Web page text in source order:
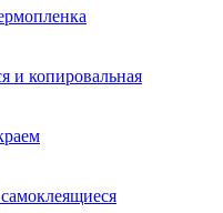
и копировальная